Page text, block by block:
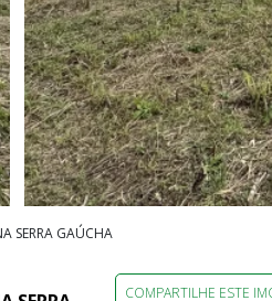
SERRA GAÚCHA
COMPARTILHE ESTE